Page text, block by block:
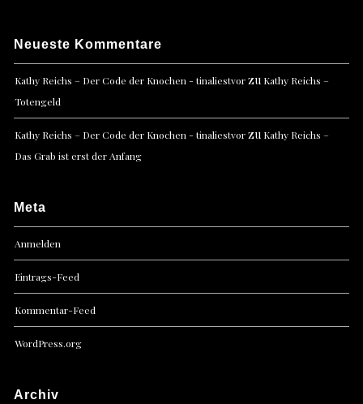
Neueste Kommentare
Kathy Reichs – Der Code der Knochen - tinaliestvorzu Kathy Reichs –
Totengeld
Kathy Reichs – Der Code der Knochen - tinaliestvorzu Kathy Reichs –
Das Grab ist erst der Anfang
Meta
Anmelden
Eintrags-Feed
Kommentar-Feed
WordPress.org
Archiv